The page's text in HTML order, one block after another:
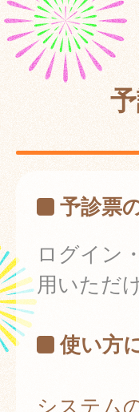
予診票
ログイン
用いただ
使い方
システム